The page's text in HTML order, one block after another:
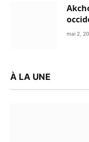
mai 2,
À LA UNE